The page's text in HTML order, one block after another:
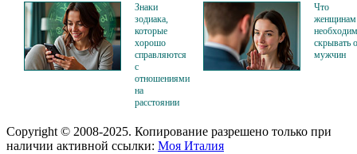
Знаки
зодиака,
которые
хорошо
справляются
с
отношениями
на
расстоянии
Что
женщинам
скрывать
мужчин
Copyright © 2008-2025. Копирование разрешено только при
наличии активной ссылки: Моя Италия